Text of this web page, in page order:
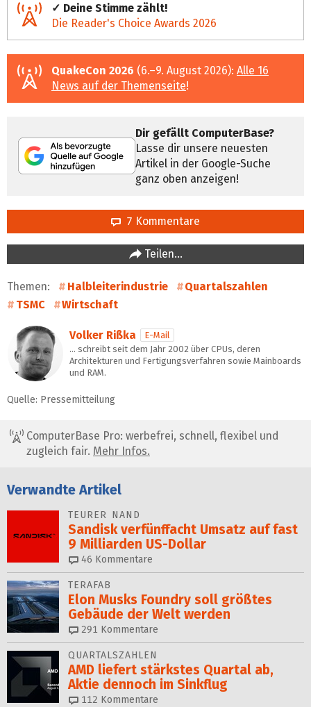
✓ Deine Stimme zählt!
Die Reader's Choice Awards 2026
QuakeCon 2026 (6.–9. August 2026): Alle 16
News auf der Themenseite!
Dir gefällt ComputerBase?
Lasse dir unsere neuesten
Artikel in der Google-Suche
ganz oben anzeigen!
7 Kommentare
Teilen…
Themen: Halbleiterindustrie
Quartalszahlen
TSMC
Wirtschaft
Volker Rißka
E-Mail
… schreibt seit dem Jahr 2002 über CPUs, deren
Architekturen und Fertigungsverfahren sowie Mainboards
und RAM.
Quelle: Pressemitteilung
ComputerBase Pro: werbefrei, schnell, flexibel und
zugleich fair. Mehr Infos.
Verwandte Artikel
TEURER NAND
Sandisk verfünffacht Umsatz auf fast
9 Milliarden US-Dollar
46 Kommentare
TERAFAB
Elon Musks Foundry soll größ­tes
Gebäude der Welt werden
291 Kommentare
QUARTALSZAHLEN
AMD liefert stärkstes Quartal ab,
Aktie dennoch im Sinkflug
112 Kommentare